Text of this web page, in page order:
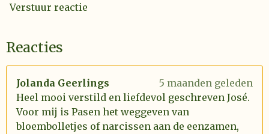
Verstuur reactie
Reacties
Jolanda Geerlings
5 maanden geleden
Heel mooi verstild en liefdevol geschreven José.
Voor mij is Pasen het weggeven van
bloembolletjes of narcissen aan de eenzamen,